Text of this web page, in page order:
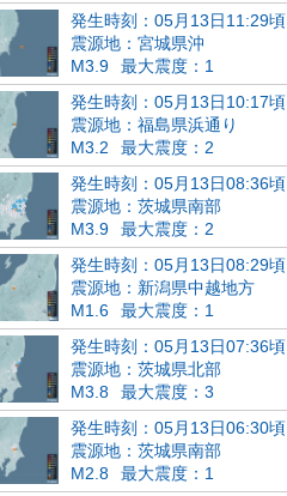
発生時刻：05月13日11:29頃
震源地：宮城県沖
M3.9
最大震度：1
発生時刻：05月13日10:17頃
震源地：福島県浜通り
M3.2
最大震度：2
発生時刻：05月13日08:36頃
震源地：茨城県南部
M3.9
最大震度：2
発生時刻：05月13日08:29頃
震源地：新潟県中越地方
M1.6
最大震度：1
発生時刻：05月13日07:36頃
震源地：茨城県北部
M3.8
最大震度：3
発生時刻：05月13日06:30頃
震源地：茨城県南部
M2.8
最大震度：1